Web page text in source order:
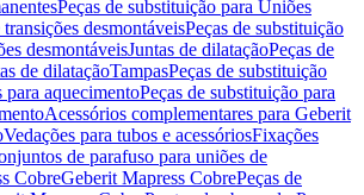
Peças de substituição para Uniões
desmontáveisPeças de substituição
desmontáveisJuntas de dilataçãoPeças de
de dilataçãoTampasPeças de substituição
para aquecimentoPeças de substituição para
Acessórios complementares para Geberit
Vedações para tubos e acessóriosFixações
de parafuso para uniões de
CobreGeberit Mapress CobrePeças de